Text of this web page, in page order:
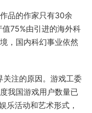
品的作家只有30余
75%由引进的海外科
，国内科幻事业依然
关注的原因。游戏工委
我国游戏用户数量已
乐活动和艺术形式，